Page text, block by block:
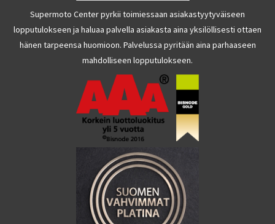
Supermoto Center pyrkii toimiessaan asiakastyytyväiseen
lopputulokseen ja haluaa palvella asiakasta aina yksilöllisesti ottaen
hänen tarpeensa huomioon. Palvelussa pyritään aina parhaaseen
mahdolliseen lopputulokseen.